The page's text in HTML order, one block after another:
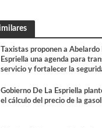
Taxistas proponen a Abelardo
Espriella una agenda para
servicio y fortalecer la
Gobierno De La Espriella
el cálculo del precio de la